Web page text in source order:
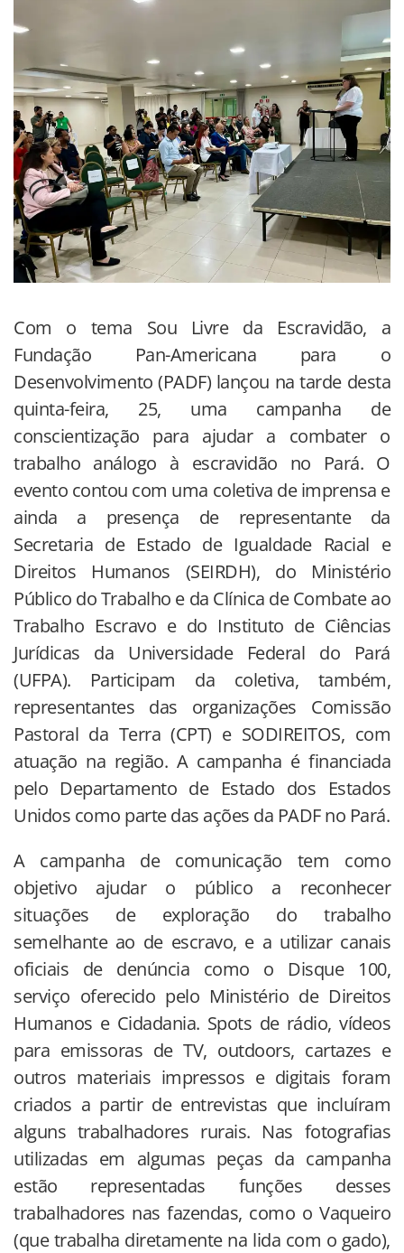
Com o tema Sou Livre da Escravidão, a
Fundação Pan-Americana para o
Desenvolvimento (PADF) lançou na tarde desta
quinta-feira, 25, uma campanha de
conscientização para ajudar a combater o
trabalho análogo à escravidão no Pará. O
evento contou com uma coletiva de imprensa e
ainda a presença de representante da
Secretaria de Estado de Igualdade Racial e
Direitos Humanos (SEIRDH), do Ministério
Público do Trabalho e da Clínica de Combate ao
Trabalho Escravo e do Instituto de Ciências
Jurídicas da Universidade Federal do Pará
(UFPA). Participam da coletiva, também,
representantes das organizações Comissão
Pastoral da Terra (CPT) e SODIREITOS, com
atuação na região. A campanha é financiada
pelo Departamento de Estado dos Estados
Unidos como parte das ações da PADF no Pará.
A campanha de comunicação tem como
objetivo ajudar o público a reconhecer
situações de exploração do trabalho
semelhante ao de escravo, e a utilizar canais
oficiais de denúncia como o Disque 100,
serviço oferecido pelo Ministério de Direitos
Humanos e Cidadania. Spots de rádio, vídeos
para emissoras de TV, outdoors, cartazes e
outros materiais impressos e digitais foram
criados a partir de entrevistas que incluíram
alguns trabalhadores rurais. Nas fotografias
utilizadas em algumas peças da campanha
estão representadas funções desses
trabalhadores nas fazendas, como o Vaqueiro
(que trabalha diretamente na lida com o gado),